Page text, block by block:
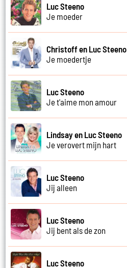
Luc Steeno
Je moeder
Christoff en Luc Steeno
Je moedertje
Luc Steeno
Je t'aime mon amour
Lindsay en Luc Steeno
Je verovert mijn hart
Luc Steeno
Jij alleen
Luc Steeno
Jij bent als de zon
Luc Steeno